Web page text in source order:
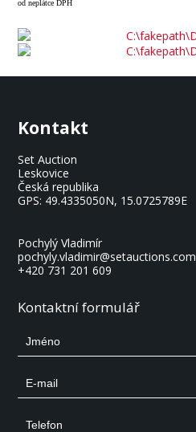
od neplátce DPH
Kontakt
Set Auction
Leskovice
Česká republika
GPS: 49.4335050N, 15.0725789E
Pochylý Vladimír
pochyly.vladimir@setauctions.com
+420 731 201 609
Kontaktní formulář